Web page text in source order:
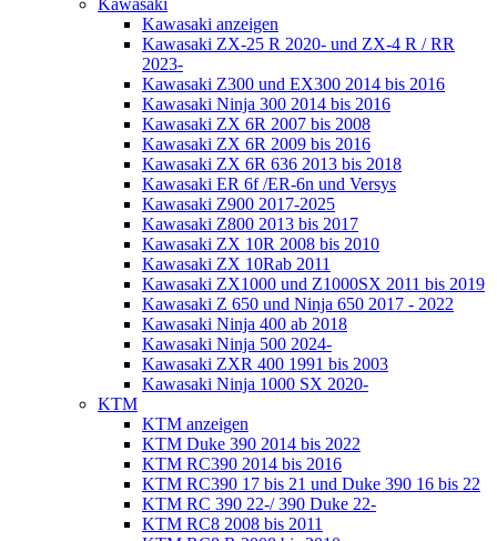
Kawasaki
Kawasaki anzeigen
Kawasaki ZX-25 R 2020- und ZX-4 R / RR
2023-
Kawasaki Z300 und EX300 2014 bis 2016
Kawasaki Ninja 300 2014 bis 2016
Kawasaki ZX 6R 2007 bis 2008
Kawasaki ZX 6R 2009 bis 2016
Kawasaki ZX 6R 636 2013 bis 2018
Kawasaki ER 6f /ER-6n und Versys
Kawasaki Z900 2017-2025
Kawasaki Z800 2013 bis 2017
Kawasaki ZX 10R 2008 bis 2010
Kawasaki ZX 10Rab 2011
Kawasaki ZX1000 und Z1000SX 2011 bis 2019
Kawasaki Z 650 und Ninja 650 2017 - 2022
Kawasaki Ninja 400 ab 2018
Kawasaki Ninja 500 2024-
Kawasaki ZXR 400 1991 bis 2003
Kawasaki Ninja 1000 SX 2020-
KTM
KTM anzeigen
KTM Duke 390 2014 bis 2022
KTM RC390 2014 bis 2016
KTM RC390 17 bis 21 und Duke 390 16 bis 22
KTM RC 390 22-/ 390 Duke 22-
KTM RC8 2008 bis 2011